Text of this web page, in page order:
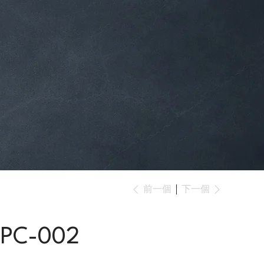
前一個 下一個
002